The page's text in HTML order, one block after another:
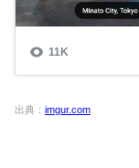
出典： imgur.com